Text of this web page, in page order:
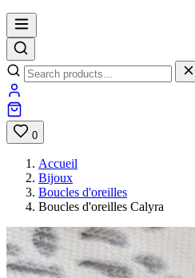
0
Accueil
Bijoux
Boucles d'oreilles
Boucles d'oreilles Calyra